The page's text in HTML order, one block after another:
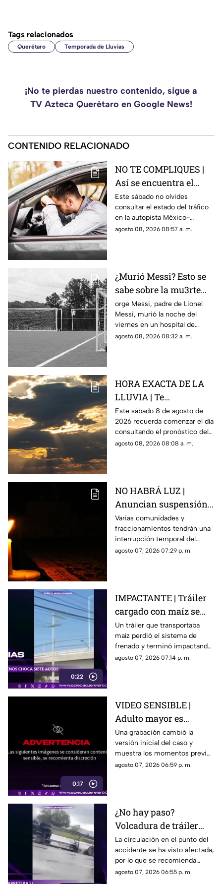
Tags relacionados
Querétaro Temporada de Lluvias
¡No te pierdas nuestro contenido, sigue a
TV Azteca Querétaro en Google News!
CONTENIDO RELACIONADO
NO TE COMPLIQUES |
Así se encuentra el
tráfico HOY en la
autopista México
Querétaro
Este sábado no olvides
consultar el estado del tráfico
en la autopista México-
Querétaro.
agosto 08, 2026 08:57 a. m.
¿Murió Messi? Esto se
sabe sobre la mu3rte
del argentino
orge Messi, padre de Lionel
Messi, murió la noche del
viernes en un hospital de
Rosario, Argentina.
agosto 08, 2026 08:32 a. m.
HORA EXACTA DE LA
LLUVIA | Te
compartimos el
pronóstico del clima
HOY en Querétaro
Este sábado 8 de agosto de
2026 recuerda comenzar el día
consultando el pronóstico del
clima en Querétaro.
agosto 08, 2026 08:08 a. m.
NO HABRÁ LUZ |
Anuncian suspensión
del suministro eléctrico
en Querétaro; estás
serán las zonas
afectadas
Varias comunidades y
fraccionamientos tendrán una
interrupción temporal del
servicio eléctrico durante
agosto 07, 2026 07:29 p. m.
0:22
IMPACTANTE | Tráiler
cargado con maíz se
queda sin frenos y
embiste a siete
vehículos
Un tráiler que transportaba
maíz perdió el sistema de
frenado y terminó impactando
a siete vehículos que
agosto 07, 2026 07:14 p. m.
0:17
VIDEO SENSIBLE |
Adulto mayor es
atropell4do por tráiler;
fue empujado antes de
m0rir
Una grabación cambió la
versión inicial del caso y
muestra los momentos previos
al atropellamiento ocurrido en
agosto 07, 2026 06:59 p. m.
¿No hay paso?
Volcadura de tráiler
colapsa este punto de la
carretera 57
La circulación en el punto del
accidente se ha visto afectada,
por lo que se recomienda
considerar tiempos de
agosto 07, 2026 06:55 p. m.